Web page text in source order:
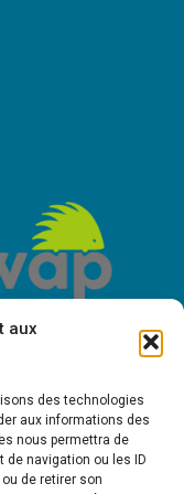
aux
des technologies
aux informations des
nous permettra de
navigation ou les ID
de retirer son